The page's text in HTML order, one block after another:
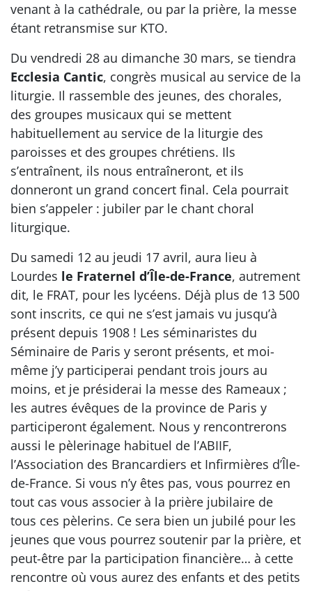
venant à la cathédrale, ou par la prière, la messe
étant retransmise sur KTO.
Du vendredi 28 au dimanche 30 mars, se tiendra
Ecclesia Cantic, congrès musical au service de la
liturgie. Il rassemble des jeunes, des chorales,
des groupes musicaux qui se mettent
habituellement au service de la liturgie des
paroisses et des groupes chrétiens. Ils
s’entraînent, ils nous entraîneront, et ils
donneront un grand concert final. Cela pourrait
bien s’appeler : jubiler par le chant choral
liturgique.
Du samedi 12 au jeudi 17 avril, aura lieu à
Lourdes le Fraternel d’Île-de-France, autrement
dit, le FRAT, pour les lycéens. Déjà plus de 13 500
sont inscrits, ce qui ne s’est jamais vu jusqu’à
présent depuis 1908 ! Les séminaristes du
Séminaire de Paris y seront présents, et moi-
même j’y participerai pendant trois jours au
moins, et je présiderai la messe des Rameaux ;
les autres évêques de la province de Paris y
participeront également. Nous y rencontrerons
aussi le pèlerinage habituel de l’ABIIF,
l’Association des Brancardiers et Infirmières d’Île-
de-France. Si vous n’y êtes pas, vous pourrez en
tout cas vous associer à la prière jubilaire de
tous ces pèlerins. Ce sera bien un jubilé pour les
jeunes que vous pourrez soutenir par la prière, et
peut-être par la participation financière… à cette
rencontre où vous aurez des enfants et des petits